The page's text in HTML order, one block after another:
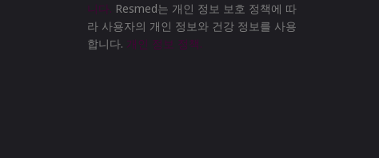
니다. Resmed는 개인 정보 보호 정책에 따
라 사용자의 개인 정보와 건강 정보를 사용
합니다. 개인 정보 정책.